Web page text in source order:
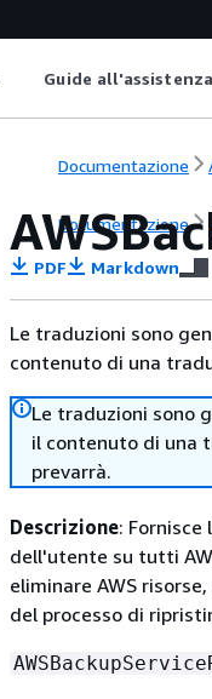
Guide all'assistenza
Documentazione
Documentazione
PDF Markdown
Le traduzioni sono
contenuto di una
Le traduzioni sono
il contenuto di una
prevarrà.
Descrizione:
dell'utente su tutti
eliminare AWS
del processo di